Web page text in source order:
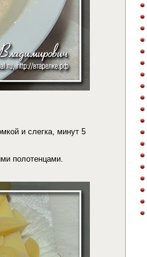
и слегка, минут 5
полотенцами.